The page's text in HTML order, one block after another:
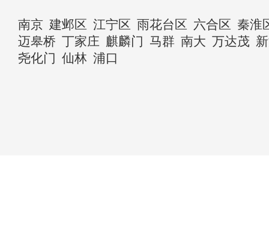
南京 建邺区 江宁区 雨花台区 六合区 秦淮
迈皋桥 丁家庄 麒麟门 马群 南大 万达茂
尧化门 仙林 浦口